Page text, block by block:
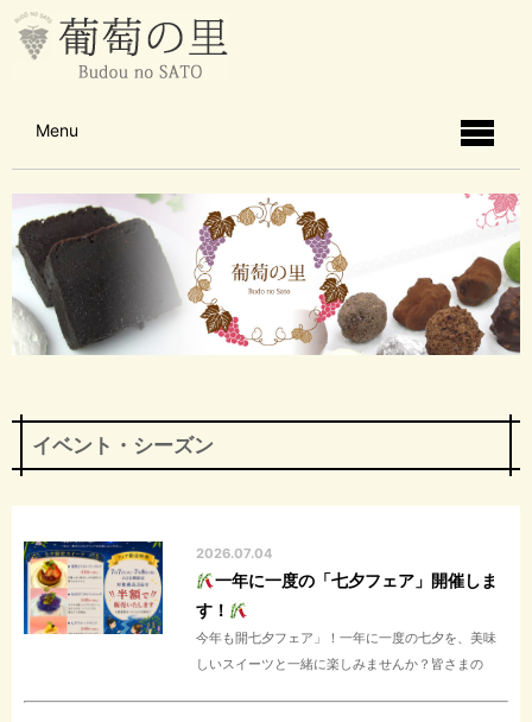
Menu
イベント・シーズン
2026.07.04
一年に一度の「七夕フェア」開催しま
す！
今年も開七夕フェア」！一年に一度の七夕を、美味
しいスイーツと一緒に楽しみませんか？皆さまの